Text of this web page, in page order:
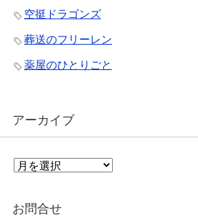
空挺ドラゴンズ
葬送のフリーレン
薬屋のひとりごと
アーカイブ
ア
イ
お問合せ